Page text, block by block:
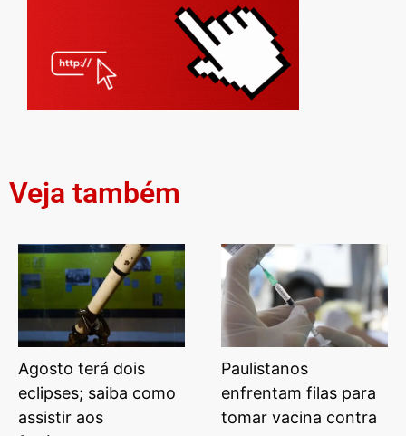
Veja também
Agosto terá dois
eclipses; saiba como
assistir aos
Paulistanos
enfrentam filas para
tomar vacina contra